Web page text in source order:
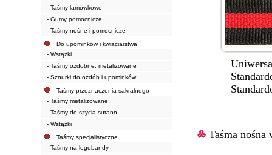
- Taśmy lamówkowe
- Gumy pomocnicze
- Taśmy nośne i pomocnicze
Do upominków i kwiaciarstwa
- Wstążki
- Taśmy ozdobne, metalizowane
- Sznurki do ozdób i upominków
Taśmy przeznaczenia sakralnego
- Taśmy metalizowane
- Taśmy do szycia sutann
- Wstążki
Taśmy specjalistyczne
- Taśmy na logobandy
Uniwersalna
Taśma nośna